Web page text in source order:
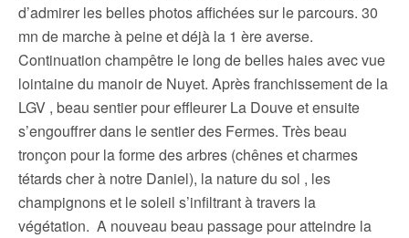
d’admirer les belles photos affichées sur le parcours. 30
mn de marche à peine et déjà la 1 ère averse.
Continuation champêtre le long de belles haies avec vue
lointaine du manoir de Nuyet. Après franchissement de la
LGV , beau sentier pour effleurer La Douve et ensuite
s’engouffrer dans le sentier des Fermes. Très beau
tronçon pour la forme des arbres (chênes et charmes
tétards cher à notre Daniel), la nature du sol , les
champignons et le soleil s’infiltrant à travers la
végétation. A nouveau beau passage pour atteindre la